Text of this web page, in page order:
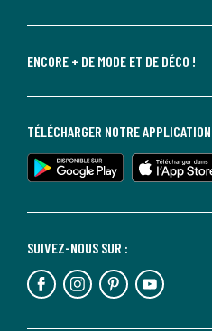
ENCORE + DE MODE ET DE DÉCO !
SUIVEZ-NOUS SUR :
TÉLÉCHARGER NOTRE APPLICATION